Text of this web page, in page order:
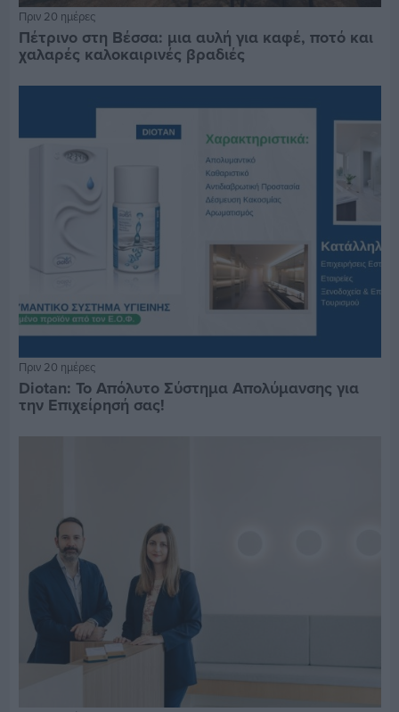
Πριν 20 ημέρες
Πέτρινο στη Βέσσα: μια αυλή για καφέ, ποτό και
χαλαρές καλοκαιρινές βραδιές
Πριν 20 ημέρες
Diotan: Το Απόλυτο Σύστημα Απολύμανσης για
την Επιχείρησή σας!